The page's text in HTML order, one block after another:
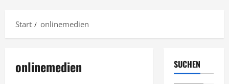
Start
onlinemedien
onlinemedien SUCHEN